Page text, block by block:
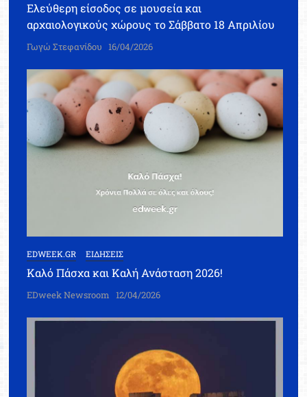
Ελεύθερη είσοδος σε μουσεία και
αρχαιολογικούς χώρους το Σάββατο 18 Απριλίου
Γωγώ Στεφανίδου 16/04/2026
EDWEEK.GR ΕΙΔΗΣΕΙΣ
Καλό Πάσχα και Καλή Ανάσταση 2026!
EDweek Newsroom 12/04/2026